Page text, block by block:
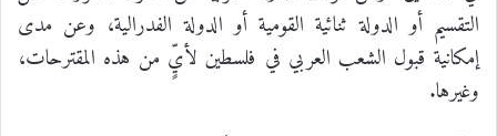
التقسيم أو الدولة ثنائية القومية أو الدولة الفدرالية، وعن مدى
إمكانية قبول الشعب العربي في فلسطين لأيٍّ من هذه المقترحات،
وغيرها.